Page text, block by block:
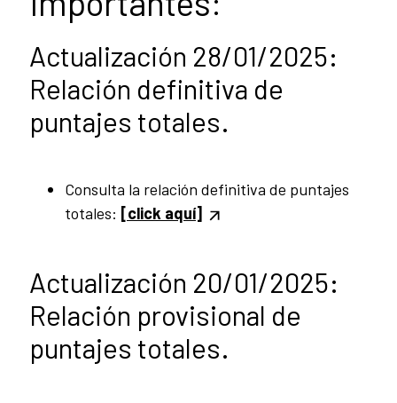
Actualización 28/01/2025:
Relación definitiva de
puntajes totales.
Consulta la relación definitiva de puntajes
totales: [click aquí]
Actualización 20/01/2025:
Relación provisional de
puntajes totales.